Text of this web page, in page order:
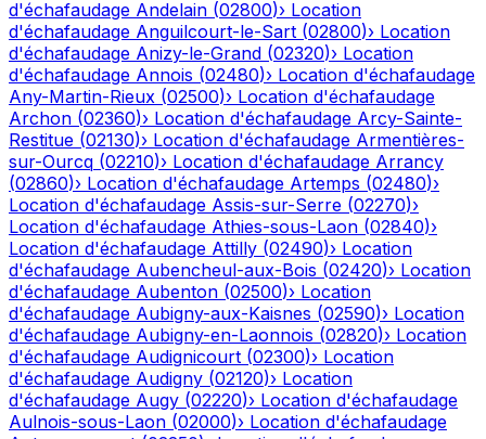
d'échafaudage Andelain (02800)› Location
d'échafaudage Anguilcourt-le-Sart (02800)› Location
d'échafaudage Anizy-le-Grand (02320)› Location
d'échafaudage Annois (02480)› Location d'échafaudage
Any-Martin-Rieux (02500)› Location d'échafaudage
Archon (02360)› Location d'échafaudage Arcy-Sainte-
Restitue (02130)› Location d'échafaudage Armentières-
sur-Ourcq (02210)› Location d'échafaudage Arrancy
(02860)› Location d'échafaudage Artemps (02480)›
Location d'échafaudage Assis-sur-Serre (02270)›
Location d'échafaudage Athies-sous-Laon (02840)›
Location d'échafaudage Attilly (02490)› Location
d'échafaudage Aubencheul-aux-Bois (02420)› Location
d'échafaudage Aubenton (02500)› Location
d'échafaudage Aubigny-aux-Kaisnes (02590)› Location
d'échafaudage Aubigny-en-Laonnois (02820)› Location
d'échafaudage Audignicourt (02300)› Location
d'échafaudage Audigny (02120)› Location
d'échafaudage Augy (02220)› Location d'échafaudage
Aulnois-sous-Laon (02000)› Location d'échafaudage